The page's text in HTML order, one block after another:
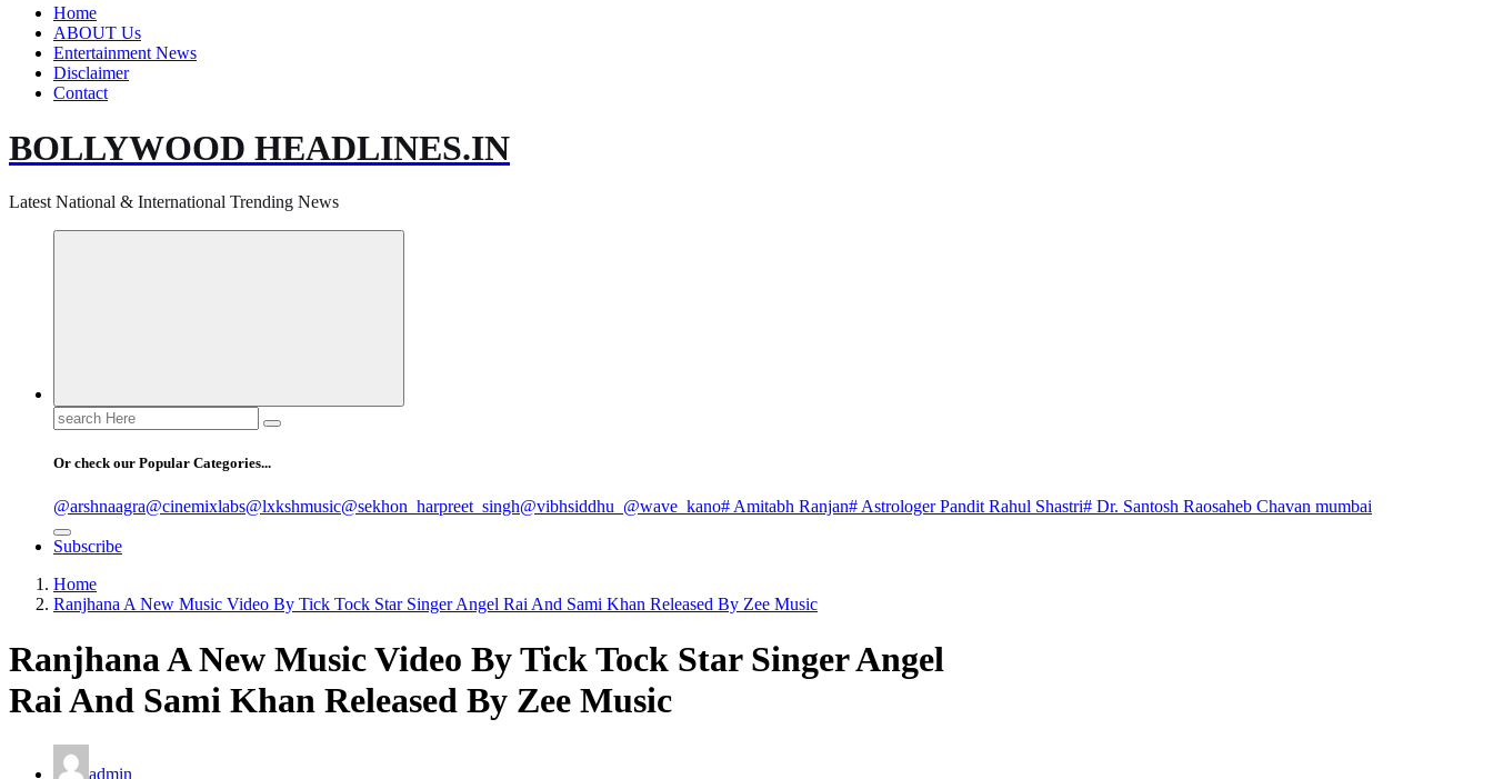
Home
ABOUT Us
Entertainment News
Disclaimer
Contact
BOLLYWOOD HEADLINES.IN
Latest National & International Trending News
Search
for:
Or check our Popular Categories...
@arshnaagra@cinemixlabs@lxkshmusic@sekhon_harpreet_singh@vibhsiddhu_ @wave_kano# Amitabh Ranjan# Astrologer Pandit Rahul Shastri# Dr. Santosh Raosaheb Chavan mumbai
Subscribe
Home
Ranjhana A New Music Video By Tick Tock Star Singer Angel Rai And Sami Khan Released By Zee Music
Ranjhana A New Music Video By Tick Tock Star Singer Angel
Rai And Sami Khan Released By Zee Music
admin